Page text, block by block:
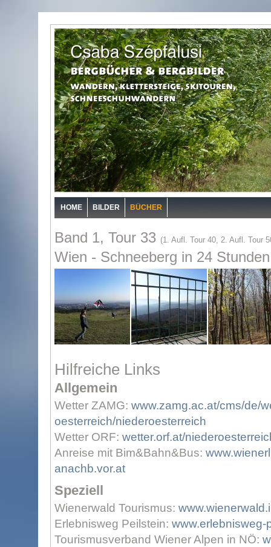
HOME BILDER BÜCHER
Band 1, Tour 33 (1. Aufl. Tour 40, 2. Aufl. Tour
Wien - Schneeberg in 24 Stunden
Hilfreiche Links
Allgemein
Wetter ZAMG: www.zamg.ac.at/cms/de/
oesterreich/niederoesterreich
Wetter ORF: wetter.orf.at/
Anreise mit Bim&Bahn&Bus:
anachb.vor.at
Speziell
Wienerwald Tourismus:
Erlebnisweg Peilstein: www.erlebnisweg-
Tourismusverband Wiener Alpen in NÖ: